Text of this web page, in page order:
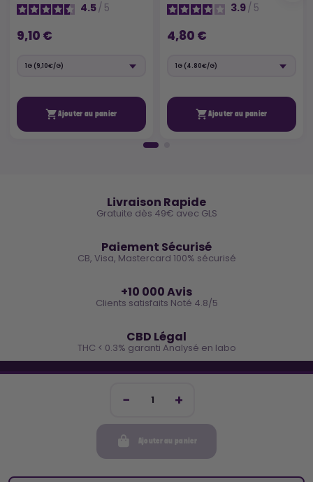
Ajouter au panier
4.5/ 5
9,10 €
Ajouter au panier
3.9/ 5
4,80 €
Ajouter au panier
Livraison Rapide
Gratuite dès 49€ avec GLS
Paiement Sécurisé
CB, Visa, Mastercard 100% sécurisé
+10 000 Avis
Clients satisfaits Noté 4.8/5
CBD Légal
THC < 0.3% garanti Analysé en labo
Inscris-toi et reçois -10€ sur ta prochaine commande